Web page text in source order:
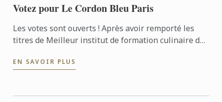
Votez pour Le Cordon Bleu Paris
Les votes sont ouverts ! Après avoir remporté les
titres de Meilleur institut de formation culinaire du
remet ...
EN SAVOIR PLUS